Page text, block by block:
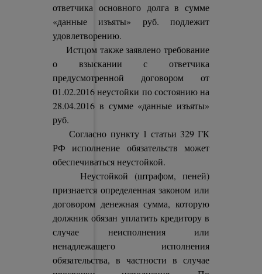
ответчика основного долга в сумме
«данные изъяты» руб. подлежит
удовлетворению.
Истцом также заявлено требование
о взыскании с ответчика
предусмотренной договором от
01.02.2016 неустойки по состоянию на
28.04.2016 в сумме «данные изъяты»
руб.
Согласно пункту 1 статьи 329 ГК
РФ исполнение обязательств может
обеспечиваться неустойкой.
Неустойкой (штрафом, пеней)
признается определенная законом или
договором денежная сумма, которую
должник обязан уплатить кредитору в
случае неисполнения или
ненадлежащего исполнения
обязательства, в частности в случае